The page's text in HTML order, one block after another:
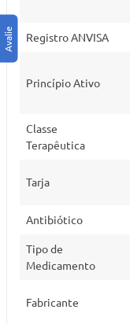
Registro ANVISA
Princípio Ativo
Classe
Terapêutica
Tarja
Antibiótico
Tipo de
Medicamento
Fabricante